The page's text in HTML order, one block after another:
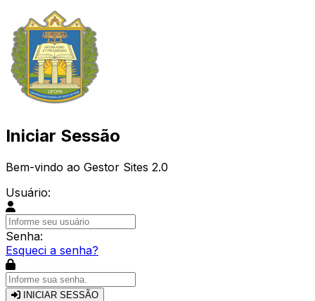
Iniciar Sessão
Bem-vindo ao Gestor Sites 2.0
Usuário:
Senha:
Esqueci a senha?
INICIAR SESSÃO